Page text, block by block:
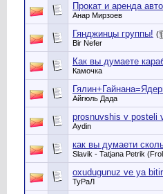
Прокат и аренда
Анар Мирзоев
Гянджинцы группы! (
Bir Nefer
Как вы думаете
Камочка
Айгюль Дада
prosnuvshis v posteli
Aydin
как вы думаети
Slavik - Tatjana Petrik
oxudugunuz ve ya
ТуРаЛ